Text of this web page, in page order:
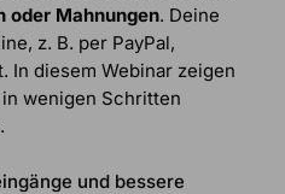
oder Mahnungen. Deine
z. B. per PayPal,
In diesem Webinar zeigen
wenigen Schritten
und bessere